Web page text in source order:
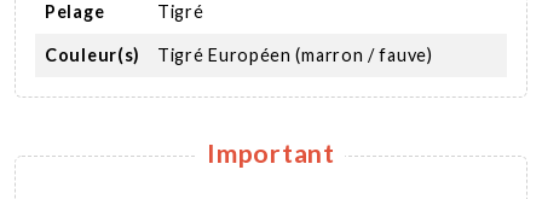
Pelage Tigré
Couleur(s) Tigré Européen (marron / fauve)
Important